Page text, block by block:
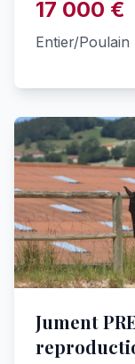
17 000 €
Entier/Poulain
Jument